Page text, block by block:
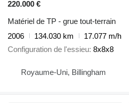
220.000 €
Matériel de TP - grue tout-terrain
2006
134.030 km
17.077 m/h
Configuration de l'essieu 8x8x8
Royaume-Uni, Billingham